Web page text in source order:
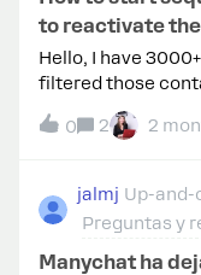
to reactivate
Hello, I have
filtered those
than 60 days.
start the sequence
the sequence. I
sequence does not
messages being
0 2 2
jalmj Up-and-
Preguntas y
Manychat ha